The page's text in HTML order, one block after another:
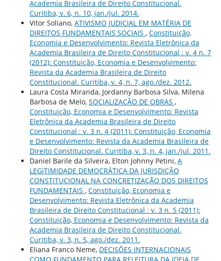
Academia Brasileira de Direito Constitucional.
Curitiba, v. 6, n. 10, jan./jul. 2014.
Vitor Soliano, ATIVISMO JUDICIAL EM MATÉRIA DE
DIREITOS FUNDAMENTAIS SOCIAIS , Constituição,
Economia e Desenvolvimento: Revista Eletrônica da
Academia Brasileira de Direito Constitucional : v. 4 n. 7
(2012): Constituição, Economia e Desenvolvimento:
Revista da Academia Brasileira de Direito
Constitucional. Curitiba, v. 4, n. 7, ago./dez. 2012.
Laura Costa Miranda, Jordanny Barbosa Silva, Milena
Barbosa de Melo, SOCIALIZAÇÃO DE OBRAS ,
Constituição, Economia e Desenvolvimento: Revista
Eletrônica da Academia Brasileira de Direito
Constitucional : v. 3 n. 4 (2011): Constituição, Economia
e Desenvolvimento: Revista da Academia Brasileira de
Direito Constitucional. Curitiba, v. 3, n. 4, jan./jul. 2011.
Daniel Barile da Silveira, Elton Johnny Petini, A
LEGITIMIDADE DEMOCRÁTICA DA JURISDIÇÃO
CONSTITUCIONAL NA CONCRETIZAÇÃO DOS DIREITOS
FUNDAMENTAIS , Constituição, Economia e
Desenvolvimento: Revista Eletrônica da Academia
Brasileira de Direito Constitucional : v. 3 n. 5 (2011):
Constituição, Economia e Desenvolvimento: Revista da
Academia Brasileira de Direito Constitucional.
Curitiba, v. 3, n. 5, ago./dez. 2011.
Eliana Franco Neme, DECISÕES INTERNACIONAIS